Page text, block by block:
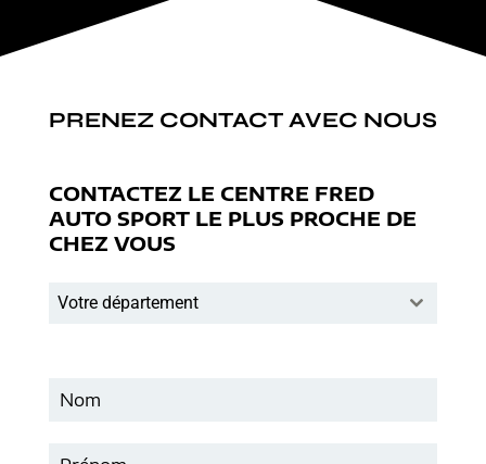
PRENEZ CONTACT AVEC NOUS
CONTACTEZ LE CENTRE FRED
AUTO SPORT LE PLUS PROCHE DE
CHEZ VOUS
Votre département